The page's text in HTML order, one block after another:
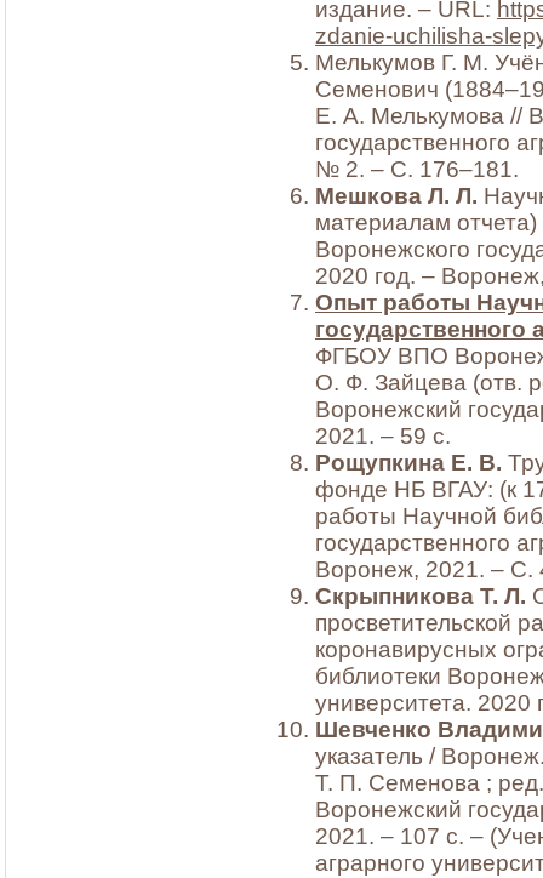
издание. – URL:
zdanie-uchilisha-
Мелькумов Г. М.
Семенович
Е. А. Мелькумова //
государственного
№ 2. – С. 176–181.
Мешкова Л. Л.
материалам
Воронежского
2020 год. –
Опыт работы
государственного
ФГБОУ ВПО
О. Ф. Зайцева (отв.
Воронежский
2021. – 59 с.
Рощупкина Е. В.
фонде НБ ВГАУ: (к
работы Научной
государственного
Воронеж, 2021. – С.
Скрыпникова Т. Л.
просветительской
коронавирусных
библиотеки
университета.
Шевченко
указатель /
Т. П. Семенова ;
Воронежский
2021. – 107 с. –
аграрного